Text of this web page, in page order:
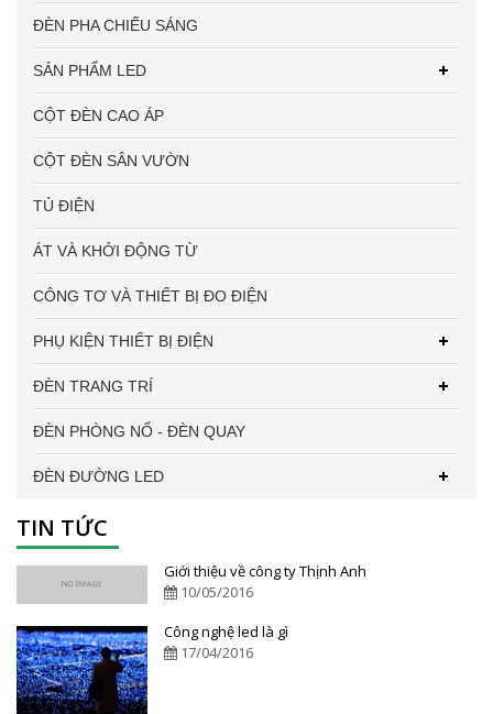
ĐÈN PHA CHIẾU SÁNG
SẢN PHẨM LED
CỘT ĐÈN CAO ÁP
CỘT ĐÈN SÂN VƯỜN
TỦ ĐIỆN
ÁT VÀ KHỞI ĐỘNG TỪ
CÔNG TƠ VÀ THIẾT BỊ ĐO ĐIỆN
PHỤ KIỆN THIẾT BỊ ĐIỆN
ĐÈN TRANG TRÍ
ĐÈN PHÒNG NỔ - ĐÈN QUAY
ĐÈN ĐƯỜNG LED
TIN TỨC
Giới thiệu về công ty Thịnh Anh
10/05/2016
Công nghệ led là gì
17/04/2016